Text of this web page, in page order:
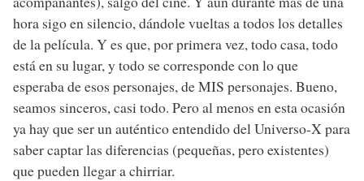
hora sigo en silencio, dándole vueltas a todos los detalles
de la película. Y es que, por primera vez, todo casa, todo
está en su lugar, y todo se corresponde con lo que
esperaba de esos personajes, de MIS personajes. Bueno,
seamos sinceros, casi todo. Pero al menos en esta ocasión
ya hay que ser un auténtico entendido del Universo-X para
saber captar las diferencias (pequeñas, pero existentes)
que pueden llegar a chirriar.